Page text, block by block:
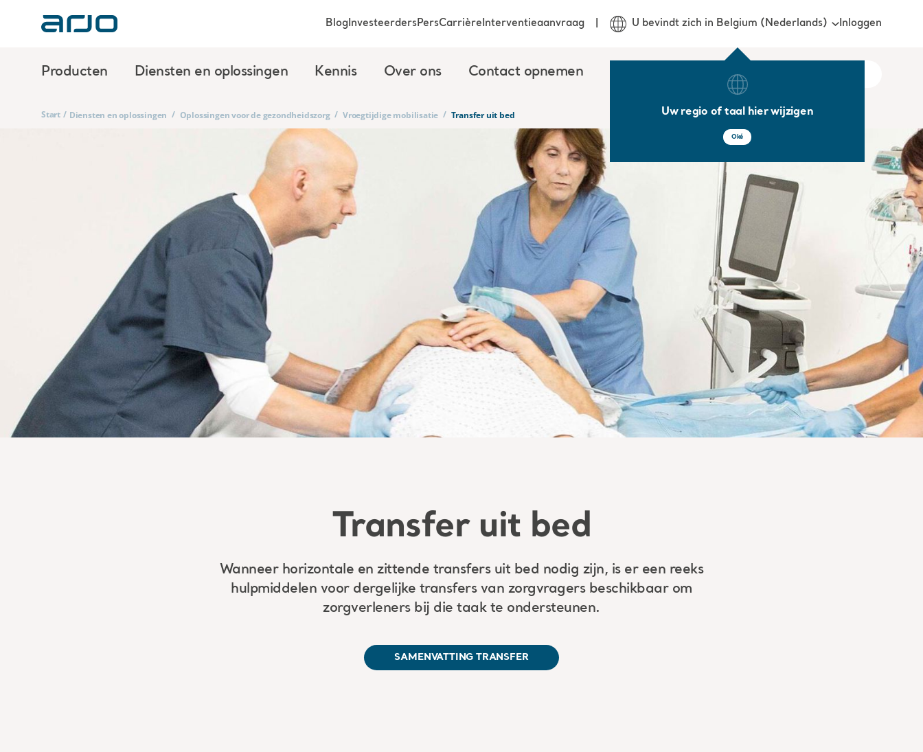
Producten Diensten en oplossingen Kennis Over ons Contact opnemen
BlogInvesteerdersPersCarrièreInterventieaanvraag U bevindt zich in Belgium (Nederlands)
Uw regio of taal hier wijzigen
Oké
Inloggen
Start / Diensten en oplossingen / Oplossingen voor de gezondheidszorg / Vroegtijdige mobilisatie / Transfer uit bed
Transfer uit bed
Wanneer horizontale en zittende transfers uit bed nodig zijn, is er een reeks
hulpmiddelen voor dergelijke transfers van zorgvragers beschikbaar om
zorgverleners bij die taak te ondersteunen.
SAMENVATTING TRANSFER